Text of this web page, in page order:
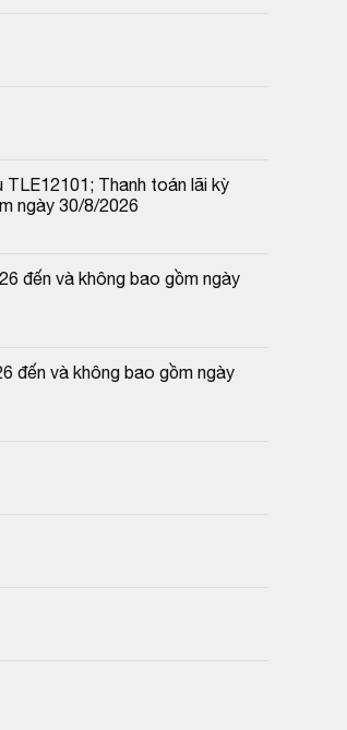
TLE12101; Thanh toán lãi kỳ
ngày 30/8/2026
đến và không bao gồm ngày
đến và không bao gồm ngày